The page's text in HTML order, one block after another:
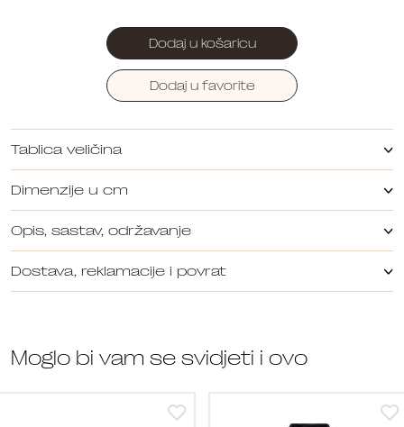
Dodaj u košaricu
Dodaj u favorite
Tablica veličina
Dimenzije u cm
Opis, sastav, održavanje
Dostava, reklamacije i povrat
Moglo bi vam se svidjeti i ovo